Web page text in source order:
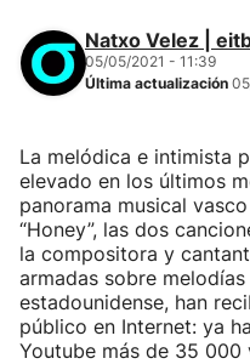
Natxo Velez |
05/05/2021 - 11:39
Última actualización
La melódica e intimista
elevado en los últimos
panorama musical
“Honey”, las dos
la compositora y
armadas sobre
estadounidense, han
público en Internet: ya
Youtube más de 35 000